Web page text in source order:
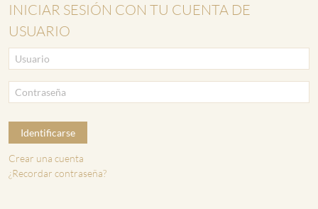
INICIAR SESIÓN CON TU CUENTA DE
USUARIO
Identificarse
Crear una cuenta
¿Recordar contraseña?